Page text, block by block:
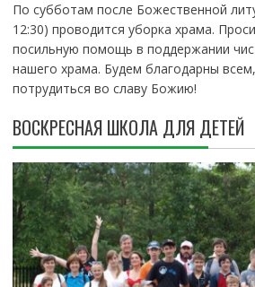
По субботам после Божественной
12:30) проводится уборка храма.
посильную помощь в поддержании
нашего храма. Будем благодарны
потрудиться во славу Божию!
ВОСКРЕСНАЯ ШКОЛА ДЛЯ ДЕТЕЙ